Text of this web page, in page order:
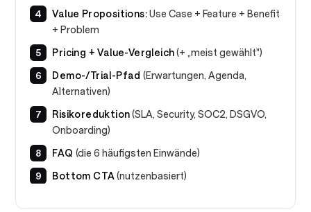
Value Propositions:Use Case + Feature + Benefit
+ Problem
Pricing + Value-Vergleich(+ „meist gewählt")
Demo-/Trial-Pfad (Erwartungen, Agenda,
Alternativen)
Risikoreduktion(SLA, Security, SOC2, DSGVO,
Onboarding)
FAQ (die 6 häufigsten Einwände)
Bottom CTA (nutzenbasiert)